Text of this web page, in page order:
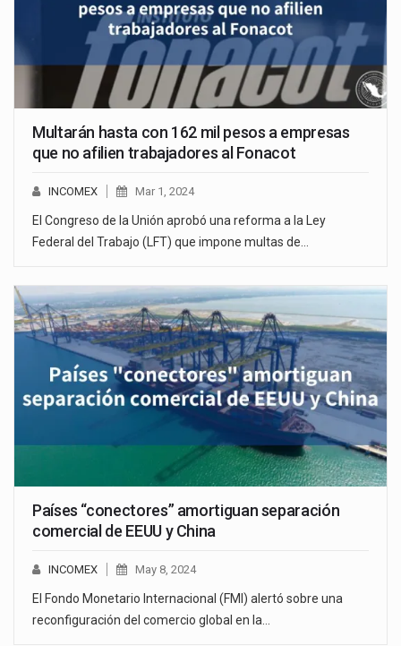
Multarán hasta con 162 mil pesos a empresas
que no afilien trabajadores al Fonacot
INCOMEX Mar 1, 2024
El Congreso de la Unión aprobó una reforma a la Ley
Federal del Trabajo (LFT) que impone multas de…
Países “conectores” amortiguan separación
comercial de EEUU y China
INCOMEX May 8, 2024
El Fondo Monetario Internacional (FMI) alertó sobre una
reconfiguración del comercio global en la…